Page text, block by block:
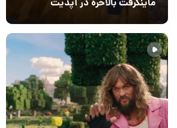
جدید بازی به پایان رسید